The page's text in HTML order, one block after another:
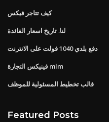
كيف تتاجر فيكس
لنا. تاريخ اسعار الفائدة
دفع بلدي 1040 فولت على الانترنت
فينيكس التجارة mlm
قالب تخطيط المسئولية للموظف
Featured Posts